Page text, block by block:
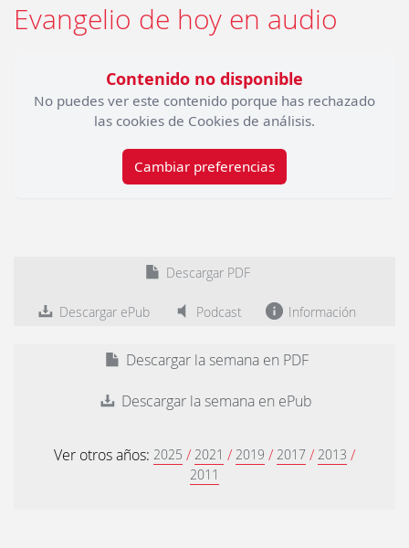
Evangelio de hoy en audio
Contenido no disponible
No puedes ver este contenido porque has rechazado
las cookies de Cookies de análisis.
Cambiar preferencias
Descargar PDF
Descargar ePub Podcast Información
Descargar la semana en PDF
Descargar la semana en ePub
Ver otros años: 2025 / 2021 / 2019 / 2017 / 2013 /
2011